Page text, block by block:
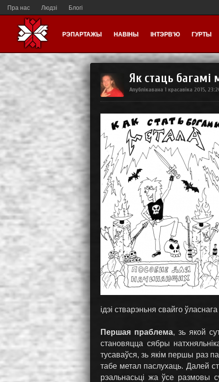
Пра нас Людзі Блогі
РЭПАРТАЖЫ НАВІНЫ ІНТЭРВ'Ю ГУРТЫ
Як стаць багамі
Апублікавана 1 красавіка 2015,
ідэі стварэньня свайго
Першая праблема, зь якой
становяцца сябры
тусаваўся, зь якім першы раз
табе метал паслухаць. Далей
рэальнасьці жа ўсе размовы